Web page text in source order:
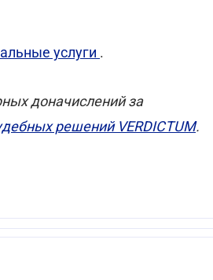
услуги .
доначислений за
решений VERDICTUM.